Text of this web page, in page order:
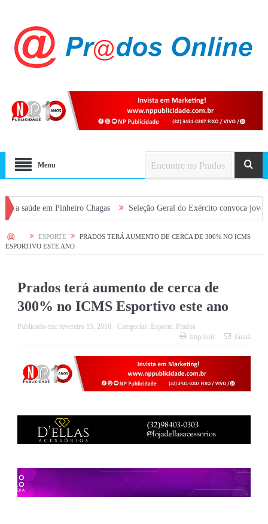
Menu
em Pinheiro Chagas Seleção Geral do Exército convoca jovens alistados
HOME ESPORTE
PRADOS TERÁ AUMENTO DE CERCA DE 300% NO ICMS
ESPORTIVO ESTE ANO
Prados terá aumento de cerca de
300% no ICMS Esportivo este ano
Publicado em: fevereiro 15, 2016 Categorias: Esporte, Prados
Imprimir
Email